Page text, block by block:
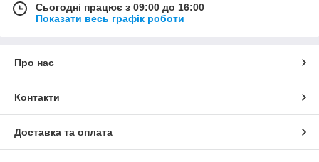
Сьогодні працює з 09:00 до 16:00
Показати весь графік роботи
Про нас
Контакти
Доставка та оплата